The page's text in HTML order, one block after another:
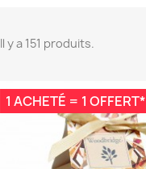
Il y a 151 produits.
1 ACHETÉ = 1 OFFERT*